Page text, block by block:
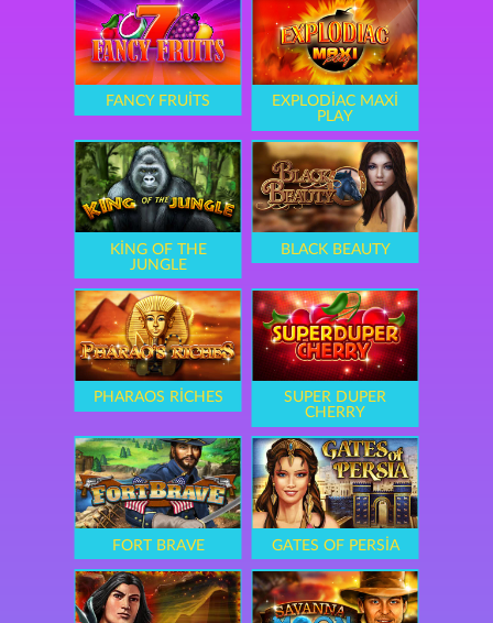
FANCY FRUITS
EXPLODIAC MAXI
PLAY
KING OF THE
JUNGLE
BLACK BEAUTY
PHARAOS RICHES
SUPER DUPER
CHERRY
FORT BRAVE GATES OF PERSIA